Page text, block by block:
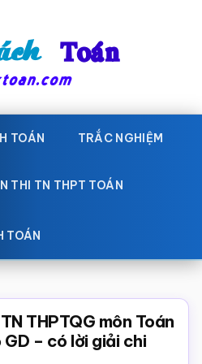
TOÁN TRẮC NGHIỆM
THI TN THPT TOÁN
TOÁN
THPTQG môn Toán
– có lời giải chi